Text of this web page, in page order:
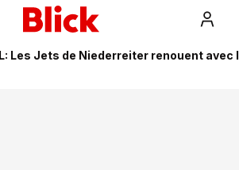
Les Jets de Niederreiter renouent avec